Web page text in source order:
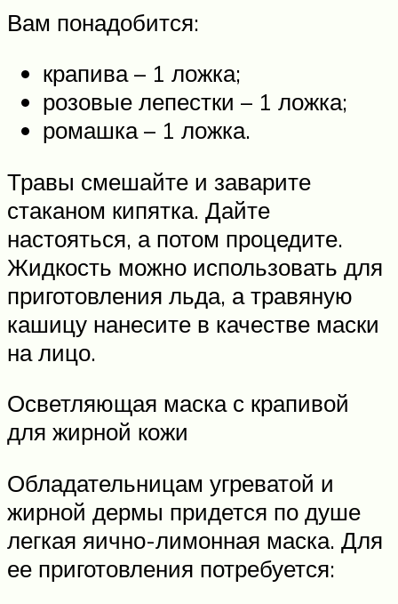
Вам понадобится:
крапива – 1 ложка;
розовые лепестки – 1 ложка;
ромашка – 1 ложка.
Травы смешайте и заварите
стаканом кипятка. Дайте
настояться, а потом процедите.
Жидкость можно использовать для
приготовления льда, а травяную
кашицу нанесите в качестве маски
на лицо.
Осветляющая маска с крапивой
для жирной кожи
Обладательницам угреватой и
жирной дермы придется по душе
легкая яично-лимонная маска. Для
ее приготовления потребуется: